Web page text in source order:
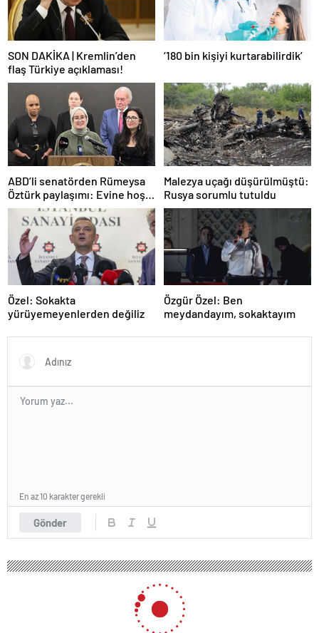
SON DAKİKA | Kremlin’den
flaş Türkiye açıklaması!
‘180 bin kişiyi kurtarabilirdik’
ABD’li senatörden Rümeysa
Öztürk paylaşımı: Evine hoş
geldin!
Malezya uçağı düşürülmüştü:
Rusya sorumlu tutuldu
Özel: Sokakta
yürüyemeyenlerden değiliz
Özgür Özel: Ben
meydandayım, sokaktayım
Gönder
En az 10 karakter gerekli